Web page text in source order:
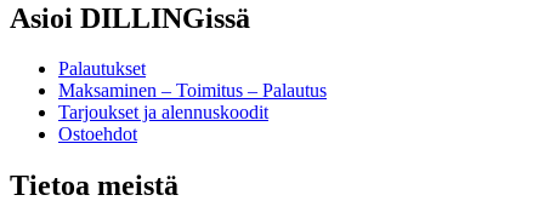
Asioi DILLINGissä
Palautukset
Maksaminen – Toimitus – Palautus
Tarjoukset ja alennuskoodit
Ostoehdot
Tietoa meistä